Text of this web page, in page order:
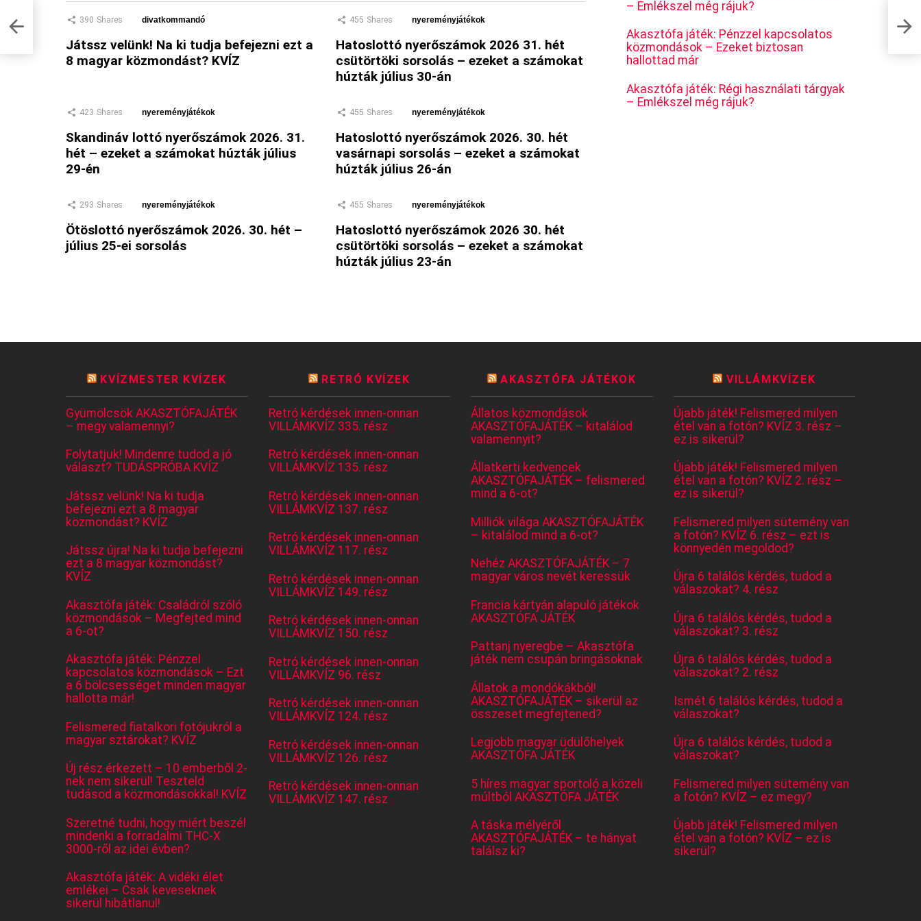
390 Shares divatkommandó
Játssz velünk! Na ki tudja befejezni ezt a
8 magyar közmondást? KVÍZ
455 Shares nyereményjátékok
Hatoslottó nyerőszámok 2026 31. hét
csütörtöki sorsolás – ezeket a számokat
húzták július 30-án
423 Shares nyereményjátékok
Skandináv lottó nyerőszámok 2026. 31.
hét – ezeket a számokat húzták július
29-én
455 Shares nyereményjátékok
Hatoslottó nyerőszámok 2026. 30. hét
vasárnapi sorsolás – ezeket a számokat
húzták július 26-án
293 Shares nyereményjátékok
Ötöslottó nyerőszámok 2026. 30. hét –
július 25-ei sorsolás
455 Shares nyereményjátékok
Hatoslottó nyerőszámok 2026 30. hét
csütörtöki sorsolás – ezeket a számokat
húzták július 23-án
– Emlékszel még rájuk?
Akasztófa játék: Pénzzel kapcsolatos
közmondások – Ezeket biztosan
hallottad már
Akasztófa játék: Régi használati tárgyak
– Emlékszel még rájuk?
KVÍZMESTER KVÍZEK
Gyümölcsök AKASZTÓFAJÁTÉK
– megy valamennyi?
Folytatjuk! Mindenre tudod a jó
választ? TUDÁSPRÓBA KVÍZ
Játssz velünk! Na ki tudja
befejezni ezt a 8 magyar
közmondást? KVÍZ
Játssz újra! Na ki tudja befejezni
ezt a 8 magyar közmondást?
KVÍZ
Akasztófa játék: Családról szóló
közmondások – Megfejted mind
a 6-ot?
Akasztófa játék: Pénzzel
kapcsolatos közmondások – Ezt
a 6 bölcsességet minden magyar
hallotta már!
Felismered fiatalkori fotójukról a
magyar sztárokat? KVÍZ
Új rész érkezett – 10 emberből 2-
nek nem sikerül! Teszteld
tudásod a közmondásokkal! KVÍZ
Szeretné tudni, hogy miért beszél
mindenki a forradalmi THC-X
3000-ről az idei évben?
Akasztófa játék: A vidéki élet
emlékei – Csak keveseknek
sikerül hibátlanul!
RETRÓ KVÍZEK
Retró kérdések innen-onnan
VILLÁMKVÍZ 335. rész
Retró kérdések innen-onnan
VILLÁMKVÍZ 135. rész
Retró kérdések innen-onnan
VILLÁMKVÍZ 137. rész
Retró kérdések innen-onnan
VILLÁMKVÍZ 117. rész
Retró kérdések innen-onnan
VILLÁMKVÍZ 149. rész
Retró kérdések innen-onnan
VILLÁMKVÍZ 150. rész
Retró kérdések innen-onnan
VILLÁMKVÍZ 96. rész
Retró kérdések innen-onnan
VILLÁMKVÍZ 124. rész
Retró kérdések innen-onnan
VILLÁMKVÍZ 126. rész
Retró kérdések innen-onnan
VILLÁMKVÍZ 147. rész
AKASZTÓFA JÁTÉKOK
Állatos közmondások
AKASZTÓFAJÁTÉK – kitalálod
valamennyit?
Állatkerti kedvencek
AKASZTÓFAJÁTÉK – felismered
mind a 6-ot?
Milliók világa AKASZTÓFAJÁTÉK
– kitalálod mind a 6-ot?
Nehéz AKASZTÓFAJÁTÉK – 7
magyar város nevét keressük
Francia kártyán alapuló játékok
AKASZTÓFA JÁTÉK
Pattanj nyeregbe – Akasztófa
játék nem csupán bringásoknak
Állatok a mondókákból!
AKASZTÓFAJÁTÉK – sikerül az
összeset megfejtened?
Legjobb magyar üdülőhelyek
AKASZTÓFA JÁTÉK
5 híres magyar sportoló a közeli
múltból AKASZTÓFA JÁTÉK
A táska mélyéről
AKASZTÓFAJÁTÉK – te hányat
találsz ki?
VILLÁMKVÍZEK
Újabb játék! Felismered milyen
étel van a fotón? KVÍZ 3. rész –
ez is sikerül?
Újabb játék! Felismered milyen
étel van a fotón? KVÍZ 2. rész –
ez is sikerül?
Felismered milyen sütemény van
a fotón? KVÍZ 6. rész – ezt is
könnyedén megoldod?
Újra 6 találós kérdés, tudod a
válaszokat? 4. rész
Újra 6 találós kérdés, tudod a
válaszokat? 3. rész
Újra 6 találós kérdés, tudod a
válaszokat? 2. rész
Ismét 6 találós kérdés, tudod a
válaszokat?
Újra 6 találós kérdés, tudod a
válaszokat?
Felismered milyen sütemény van
a fotón? KVÍZ – ez megy?
Újabb játék! Felismered milyen
étel van a fotón? KVÍZ – ez is
sikerül?